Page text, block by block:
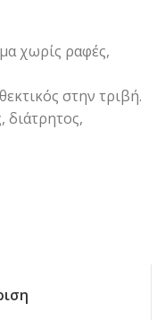
χωρίς ραφές,
στην τριβή.
διάτρητος,